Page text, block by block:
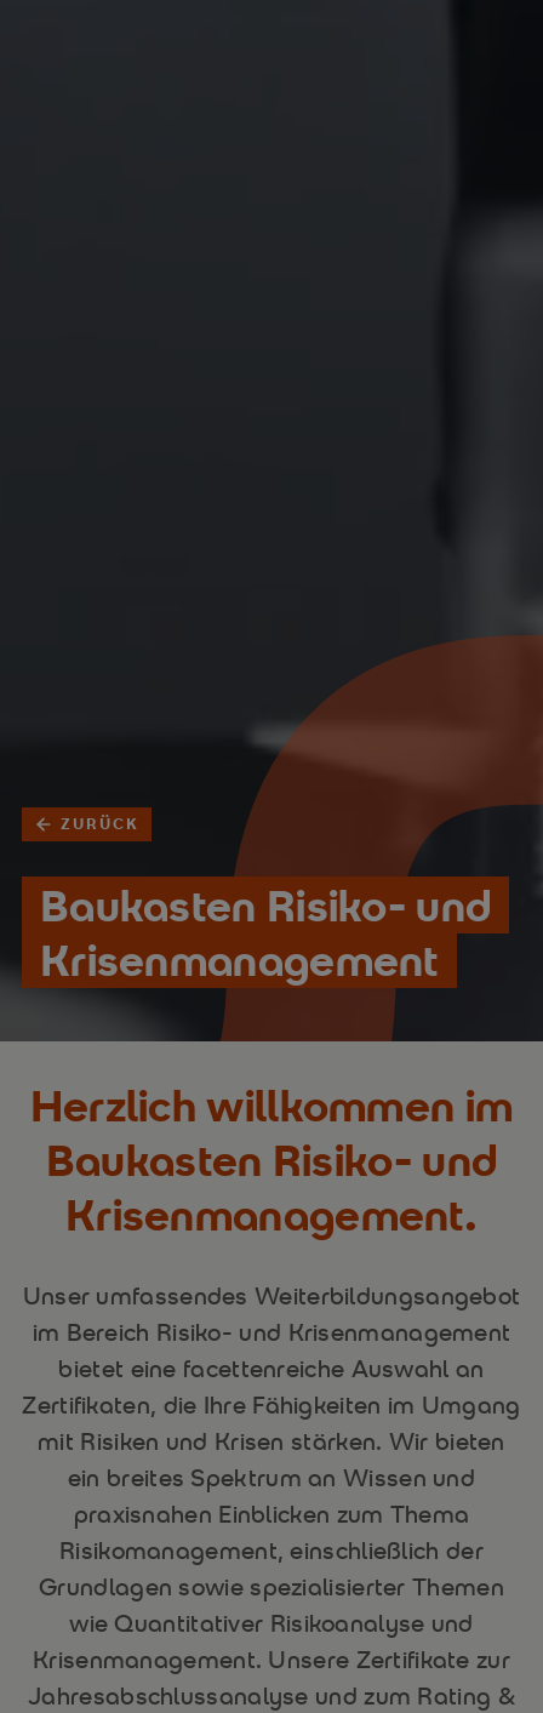
ZURÜCK
Baukasten Risiko- und
Krisenmanagement
Herzlich willkommen im
Baukasten Risiko- und
Krisenmanagement.
Unser umfassendes Weiterbildungsangebot
im Bereich Risiko- und Krisenmanagement
bietet eine facettenreiche Auswahl an
Zertifikaten, die Ihre Fähigkeiten im Umgang
mit Risiken und Krisen stärken. Wir bieten
ein breites Spektrum an Wissen und
praxisnahen Einblicken zum Thema
Risikomanagement, einschließlich der
Grundlagen sowie spezialisierter Themen
wie Quantitativer Risikoanalyse und
Krisenmanagement. Unsere Zertifikate zur
Jahresabschlussanalyse und zum Rating &